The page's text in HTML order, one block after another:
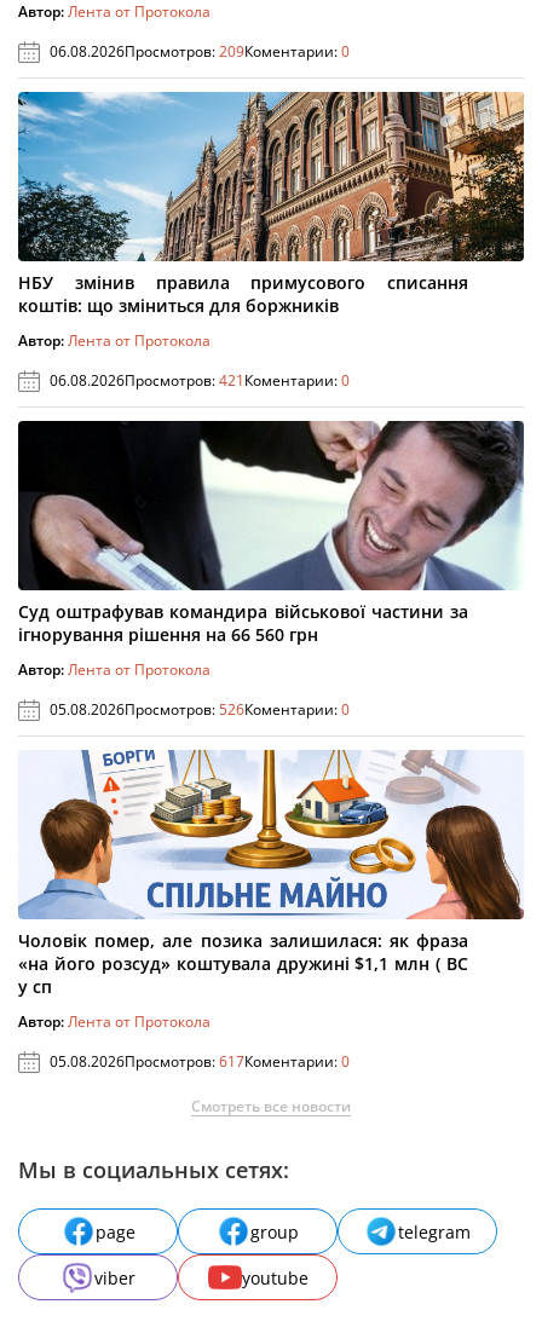
Автор:Лента от Протокола
06.08.2026Просмотров:209Коментарии:0
НБУ змінив правила примусового списання
коштів: що зміниться для боржників
Автор:Лента от Протокола
06.08.2026Просмотров:421Коментарии:0
Суд оштрафував командира військової частини за
ігнорування рішення на 66 560 грн
Автор:Лента от Протокола
05.08.2026Просмотров:526Коментарии:0
Чоловік помер, але позика залишилася: як фраза
«на його розсуд» коштувала дружині $1,1 млн ( ВС
у сп
Автор:Лента от Протокола
05.08.2026Просмотров:617Коментарии:0
Смотреть все новости
Мы в социальных сетях:
page group
telegram
viber
youtube